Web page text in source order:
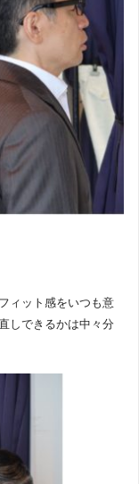
ィット感をいつも意
しできるかは中々分